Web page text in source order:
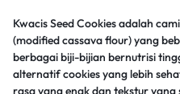
Kwacis Seed Cookies adalah
(modified cassava flour) yang
berbagai biji-bijian bernutrisi
alternatif cookies yang lebih
rasa yang enak dan tekstur